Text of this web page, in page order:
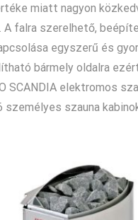
miatt nagyon
A falra szerelhető,
egyszerű és
bármely oldalra
SCANDIA elektromos
személyes szauna